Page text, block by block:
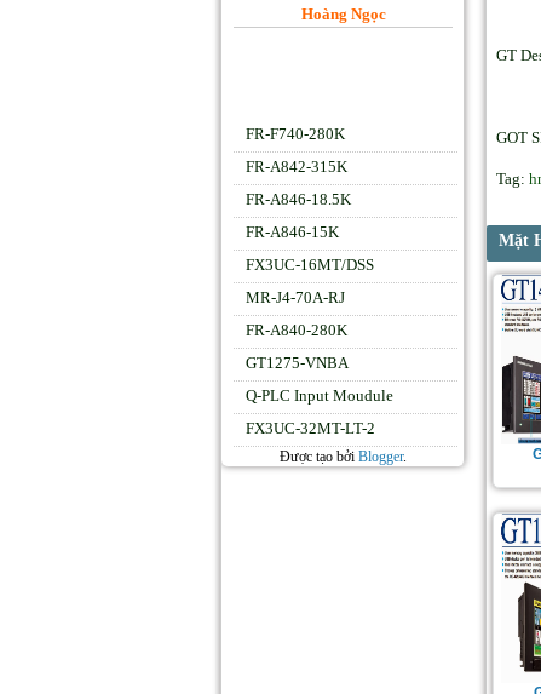
GT
GOT
Tag:
Mặt
Hoàng Ngọc
FR-F740-280K
FR-A842-315K
FR-A846-18.5K
FR-A846-15K
FX3UC-16MT/DSS
MR-J4-70A-RJ
FR-A840-280K
GT1275-VNBA
Q-PLC Input Moudule
FX3UC-32MT-LT-2
Được tạo bởi Blogger.